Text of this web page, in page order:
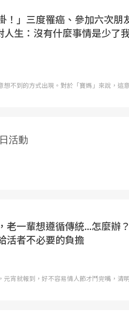
！」三度罹癌、參加六次朋
生：沒有什麼事情是少了
不到的方式出現。對於「寶媽」來說，這意
老一輩想遵循傳統...怎麼辦？
活者不必要的負擔
宵就報到，好不容易情人節才鬥完嘴，清明